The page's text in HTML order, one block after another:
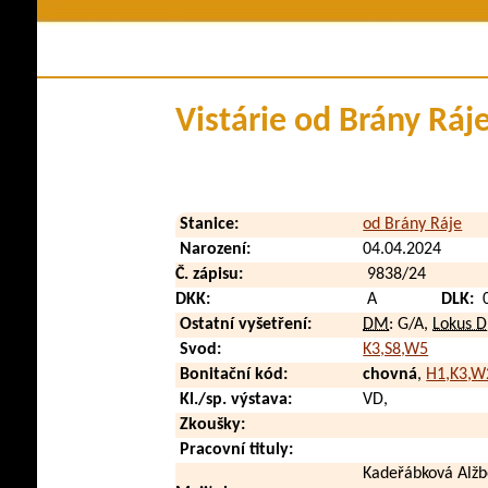
Kontakty
Klubové zpravodaje Zdraví a
Vistárie od Brány
Stanice:
od Brány Ráje
Narození:
04.04.2024
Č. zápisu:
9838/24
DKK:
A DLK:
Ostatní vyšetření:
DM: G/A, Lokus D
Svod:
K3,S8,W5
Bonitační kód:
chovná,
Kl./sp. výstava:
VD,
Zkoušky:
Pracovní tituly:
Kadeřábková